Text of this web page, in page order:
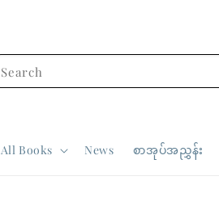
Search
All Books News စာအုပ်အညွှန်း